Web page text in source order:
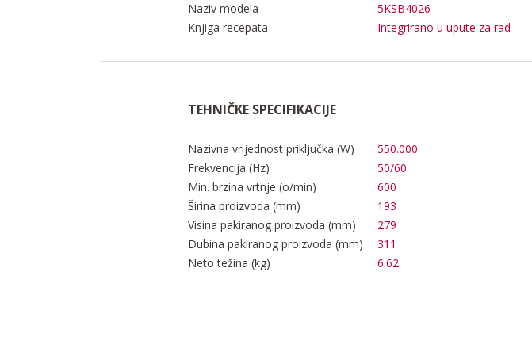
Naziv modela 5KSB4026
Knjiga recepata
Integrirano u upute za rad
TEHNIČKE SPECIFIKACIJE
Nazivna vrijednost priključka (W) 550.000
Frekvencija (Hz)
50/60
Min. brzina vrtnje (o/min)
600
Širina proizvoda (mm)
193
Visina pakiranog proizvoda (mm)
279
Dubina pakiranog proizvoda (mm)
311
Neto težina (kg)
6.62